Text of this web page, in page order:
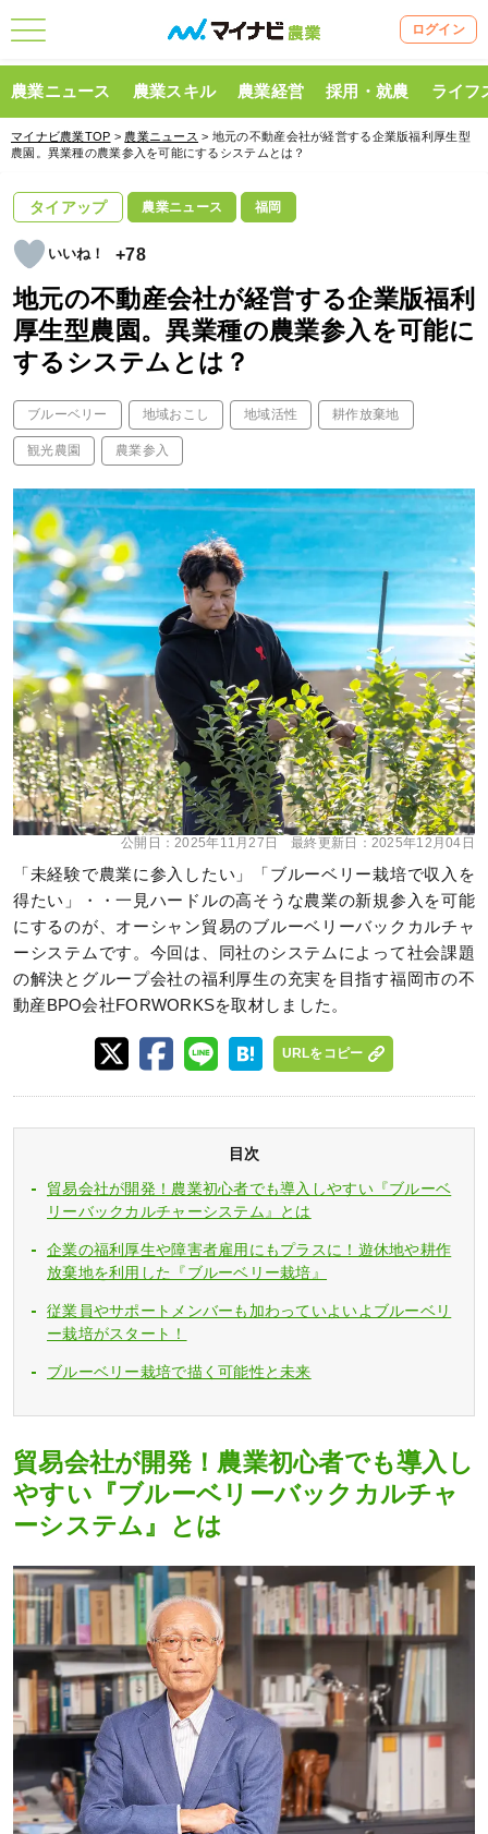
ログイン
農業ニュース 農業スキル 農業経営 採用・就農 ライフ
マイナビ農業TOP > 農業ニュース > 地元の不動産会社が経営する企業版福利厚生型
農園。異業種の農業参入を可能にするシステムとは？
タイアップ 農業ニュース 福岡
+78
地元の不動産会社が経営する企業版福利
厚生型農園。異業種の農業参入を可能に
するシステムとは？
ブルーベリー 地域おこし 地域活性 耕作放棄地
観光農園 農業参入
公開日：2025年11月27日 最終更新日： 2025年12月04日
「未経験で農業に参入したい」「ブルーベリー栽培で収入を
得たい」・・一見ハードルの高そうな農業の新規参入を可能
にするのが、オーシャン貿易のブルーベリーバックカルチャ
ーシステムです。今回は、同社のシステムによって社会課題
の解決とグループ会社の福利厚生の充実を目指す福岡市の不
動産BPO会社FORWORKSを取材しました。
URLをコピー
目次
貿易会社が開発！農業初心者でも導入しやすい『ブルーベ
リーバックカルチャーシステム』とは
企業の福利厚生や障害者雇用にもプラスに！遊休地や耕作
放棄地を利用した『ブルーベリー栽培』
従業員やサポートメンバーも加わっていよいよブルーベリ
ー栽培がスタート！
ブルーベリー栽培で描く可能性と未来
貿易会社が開発！農業初心者でも導入し
やすい『ブルーベリーバックカルチャ
ーシステム』とは